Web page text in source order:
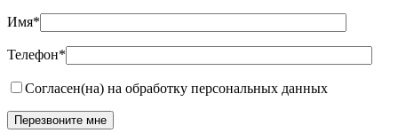
Имя*
Телефон*
Согласен(на) на обработку персональных данных